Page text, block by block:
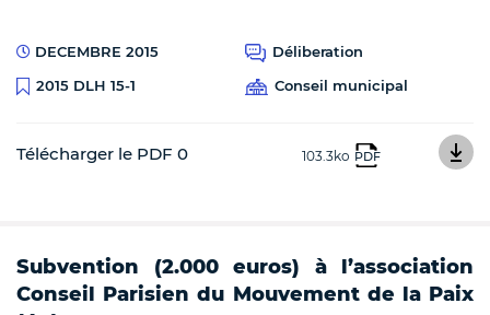
DECEMBRE 2015
Déliberation
2015 DLH 15-1
Conseil municipal
Télécharger le PDF 0 103.3ko PDF
Subvention (2.000 euros) à l’association
Conseil Parisien du Mouvement de la Paix